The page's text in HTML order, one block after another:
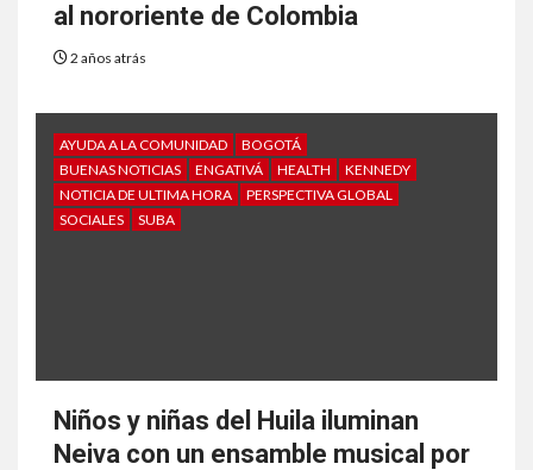
al nororiente de Colombia
2 años atrás
AYUDA A LA COMUNIDAD
BOGOTÁ
BUENAS NOTICIAS
ENGATIVÁ HEALTH
KENNEDY
NOTICIA DE ULTIMA HORA
PERSPECTIVA GLOBAL
SOCIALES
SUBA
Niños y niñas del Huila iluminan
Neiva con un ensamble musical por